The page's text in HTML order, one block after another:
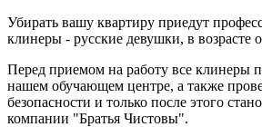
Убирать вашу квартиру приедут
клинеры - русские девушки, в возрасте
Перед приемом на работу все клинеры
нашем обучающем центре, а также
безопасности и только после этого
компании "Братья Чистовы".